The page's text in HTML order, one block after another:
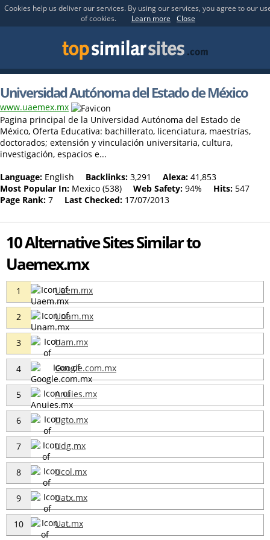
Cookies help us deliver our services. By using our services, you agree to our
of cookies.
Learn more Close
Universidad Autónoma del Estado de México
www.uaemex.mx
Pagina principal de la Universidad Autónoma del Estado de
México, Oferta Educativa: bachillerato, licenciatura, maestrías,
doctorados; extensión y vinculación universitaria, cultura,
investigación, espacios e...
Language: English Backlinks: 3,291 Alexa: 41,853
Most Popular In: Mexico (538) Web Safety: 94% Hits: 547
Page Rank: 7 Last Checked: 17/07/2013
10 Alternative Sites Similar to
Uaemex.mx
1 Uaem.mx
2 Unam.mx
3 Uam.mx
4 Google.com.mx
5 Anuies.mx
6 Ugto.mx
7 Udg.mx
8 Ucol.mx
9 Uatx.mx
10 Uat.mx